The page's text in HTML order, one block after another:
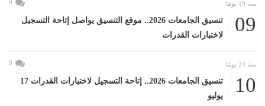
منذ 19 يومًا 0
09
تنسيق الجامعات 2026.. موقع التنسيق يواصل إتاحة التسجيل
لاختبارات القدرات
منذ 24 يومًا 0
10
تنسيق الجامعات 2026.. إتاحة التسجيل لاختبارات القدرات 17
يوليو